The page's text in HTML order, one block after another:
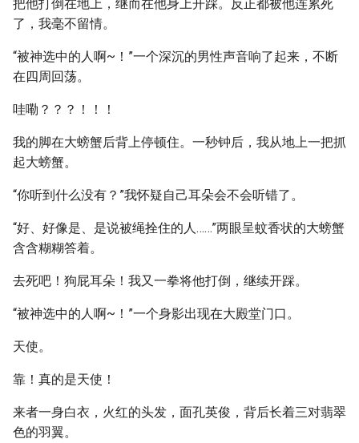
把他打倒在地上，继而在他身上开踩。反正都被他连累死
了，我毫不留情。
“被神选中的人啊~！”一个深沉的男性声音响了起来，不断
在四周回荡。
哇嘞？？？！！！
我的脚在大螃蟹后背上停顿住。一秒钟后，我从地上一把抓
起大螃蟹。
“你听到什么没有？”我怀疑自己耳朵会不会听错了。
“好、好像是、是说被绳拴住的人……”两眼呈蚊香状的大螃蟹
含含糊糊答着。
去死吧！狗屁耳朵！我又一拳将他打倒，继续开踩。
“被神选中的人啊~！”一个身影出现在大殿堂门口。
天使。
靠！真的是天使！
来者一身白衣，火红的头发，面孔英俊，背后长着三对翡翠
色的羽翼。